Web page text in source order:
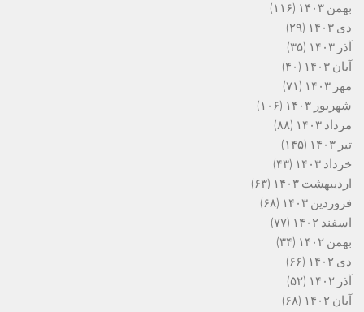
بهمن ۱۴۰۳
(۱۱۶)
دی ۱۴۰۳
(۲۹)
آذر ۱۴۰۳
(۳۵)
آبان ۱۴۰۳
(۴۰)
مهر ۱۴۰۳
(۷۱)
شهریور ۱۴۰۳
(۱۰۶)
مرداد ۱۴۰۳
(۸۸)
تیر ۱۴۰۳
(۱۴۵)
خرداد ۱۴۰۳
(۴۳)
اردیبهشت ۱۴۰۳
(۶۳)
فروردین ۱۴۰۳
(۶۸)
اسفند ۱۴۰۲
(۷۷)
بهمن ۱۴۰۲
(۳۴)
دی ۱۴۰۲
(۶۶)
آذر ۱۴۰۲
(۵۲)
آبان ۱۴۰۲
(۶۸)